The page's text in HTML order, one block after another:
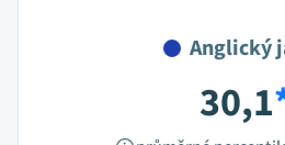
Anglický
30,1